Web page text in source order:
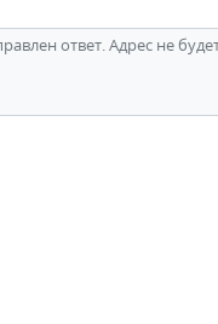
ответ. Адрес не